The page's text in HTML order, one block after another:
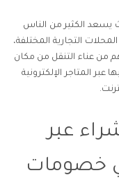
يسعد الكثير من الناس
التجارية المختلفة،
من عناء التنقل من مكان
عبر المتاجر الإلكترونية
عبر
خصومات